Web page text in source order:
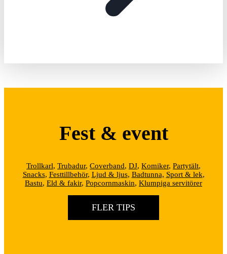
Fest & event
Trollkarl, Trubadur, Coverband, DJ, Komiker, Partytält,
Snacks, Festtillbehör, Ljud & ljus, Badtunna, Sport & lek,
Bastu, Eld & fakir, Popcornmaskin, Klumpiga servitörer
FLER TIPS